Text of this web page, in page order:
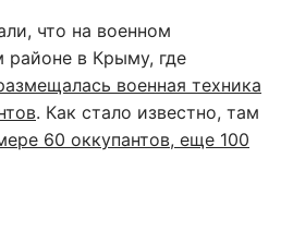
что на военном
в Крыму, где
военная техника
. Как стало известно, там
60 оккупантов, еще 100